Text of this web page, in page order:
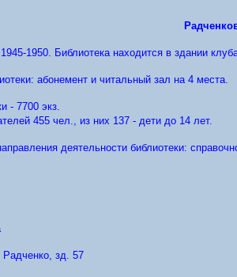
1950. Библиотека находится в здании
абонемент и читальный зал на 4 места.
- 7700 экз.
455 чел., из них 137 - дети до 14 лет.
деятельности библиотеки:
Радченко, зд. 57